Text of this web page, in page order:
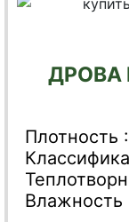
ДРОВА
Плотность
Влажность